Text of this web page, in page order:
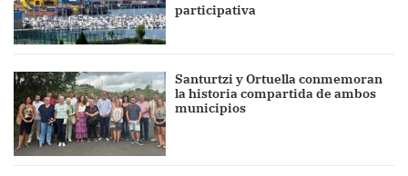
participativa
Santurtzi y Ortuella conmemoran
la historia compartida de ambos
municipios